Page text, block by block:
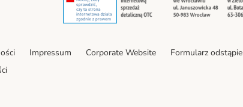
Impressum Corporate Website Formularz